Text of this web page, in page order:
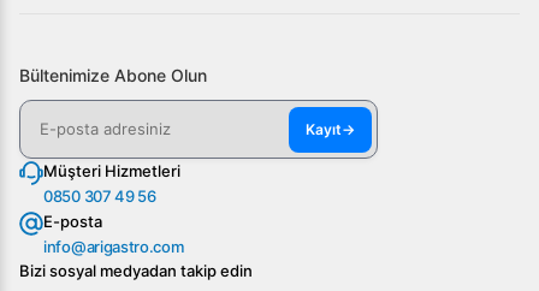
Bültenimize Abone Olun
Kayıt→
Müşteri Hizmetleri
0850 307 49 56
E-posta
info@arigastro.com
Bizi sosyal medyadan takip edin